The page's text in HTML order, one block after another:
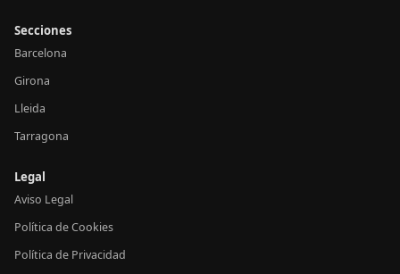
Secciones
Barcelona
Girona
Lleida
Tarragona
Legal
Aviso Legal
Política de Cookies
Política de Privacidad